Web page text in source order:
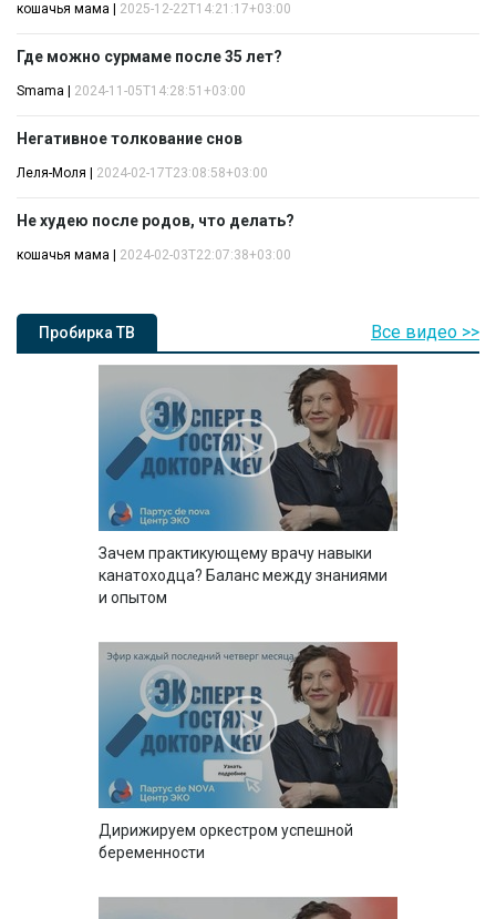
кошачья мама 2025-12-22T14:21:17+03:00
Где можно сурмаме после 35 лет?
Smama 2024-11-05T14:28:51+03:00
Негативное толкование снов
Леля-Моля 2024-02-17T23:08:58+03:00
Не худею после родов, что делать?
кошачья мама 2024-02-03T22:07:38+03:00
Пробирка ТВ
Зачем практикующему врачу навыки
канатоходца? Баланс между знаниями
и опытом
Дирижируем оркестром успешной
беременности
Все видео >>